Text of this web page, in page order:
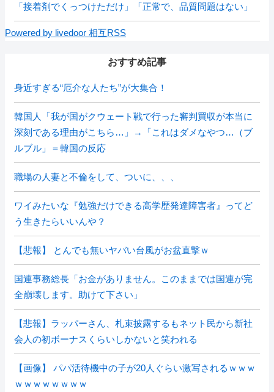
「接着剤でくっつけただけ」「正常で、品質問題はない」
Powered by livedoor 相互RSS
おすすめ記事
身近すぎる“厄介な人たち”が大集合！
韓国人「我が国がクウェート戦で行った審判買収が本当に
深刻である理由がこちら…」→「これはダメなやつ…（ブ
ルブル」＝韓国の反応
職場の人妻と不倫をして、ついに、、、
ワイみたいな『勉強だけできる高学歴発達障害者』ってど
う生きたらいいんや？
【悲報】 とんでも無いヤバい台風がお盆直撃ｗ
国連事務総長「お金がありません。このままでは国連が完
全崩壊します。助けて下さい」
【悲報】ラッパーさん、札束披露するもネット民から新社
会人の初ボーナスくらいしかないと笑われる
【画像】 パパ活待機中の子が20人ぐらい激写されるｗｗｗ
ｗｗｗｗｗｗｗｗ